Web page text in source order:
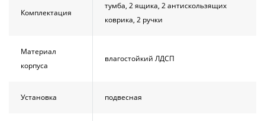
Комплектация
тумба, 2 ящика, 2 антискользящих
коврика, 2 ручки
Материал
корпуса
влагостойкий ЛДСП
Установка подвесная